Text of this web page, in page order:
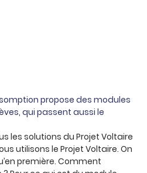
propose des modules
qui passent aussi le
les solutions du Projet Voltaire
utilisons le Projet Voltaire. On
première. Comment